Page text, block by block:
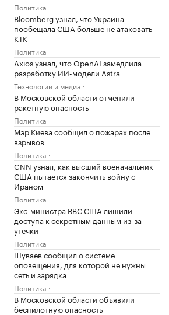
Политика
Bloomberg узнал, что Украина
пообещала США больше не атаковать
КТК
Политика
Axios узнал, что OpenAI замедлила
разработку ИИ-модели Astra
Технологии и медиа
В Московской области отменили
ракетную опасность
Политика
Мэр Киева сообщил о пожарах после
взрывов
Политика
CNN узнал, как высший военачальник
США пытается закончить войну с
Ираном
Политика
Экс-министра ВВС США лишили
доступа к секретным данным из-за
утечки
Политика
Шуваев сообщил о системе
оповещения, для которой не нужны
сеть и зарядка
Политика
В Московской области объявили
беспилотную опасность